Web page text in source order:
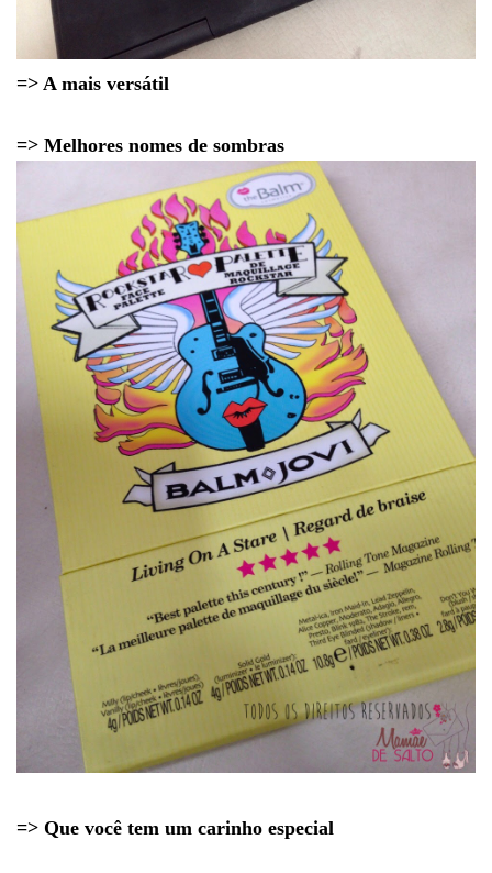
=> A mais versátil
=> Melhores nomes de sombras
=> Que você tem um carinho especial